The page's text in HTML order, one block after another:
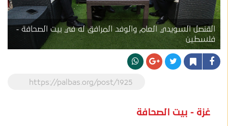
القنصل السويدي العام والوفد المرافق له في بيت الصحافة -
فلسطين
https://palbas.org/post/1925
غزة - بيت الصحافة